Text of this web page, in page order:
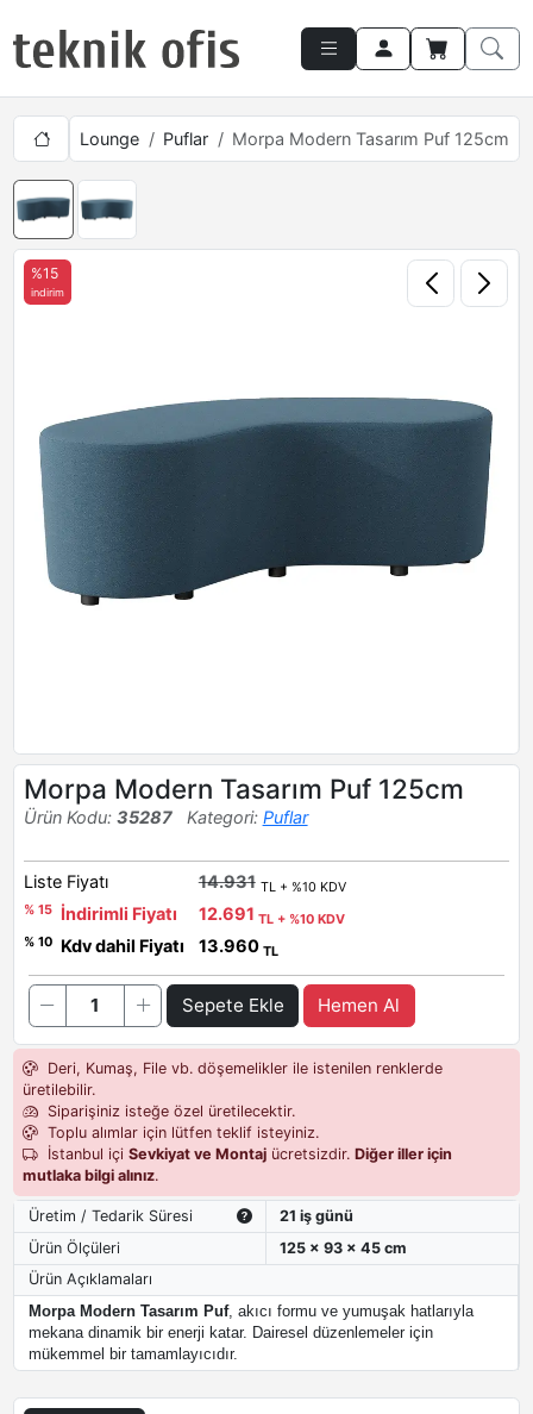
Lounge Puflar Morpa Modern Tasarım Puf 125cm
%15
indirim
Morpa Modern Tasarım Puf 125cm
Ürün Kodu: 35287 Kategori: Puflar
Liste Fiyatı 14.931 TL + %10 KDV
% 15
İndirimli Fiyatı 12.691 TL + %10 KDV
% 10
Kdv dahil Fiyatı 13.960 TL
Sepete Ekle Hemen Al
Deri, Kumaş, File vb. döşemelikler ile istenilen renklerde
üretilebilir.
Siparişiniz isteğe özel üretilecektir.
Toplu alımlar için lütfen teklif isteyiniz.
İstanbul içi Sevkiyat ve Montajücretsizdir. Diğer iller için
mutlaka bilgi alınız.
Üretim / Tedarik Süresi
21 iş günü
Ürün Ölçüleri
125 x 93 x 45 cm
Ürün Açıklamaları
Morpa Modern Tasarım Puf, akıcı formu ve yumuşak hatlarıyla
mekana dinamik bir enerji katar. Dairesel düzenlemeler için
mükemmel bir tamamlayıcıdır.